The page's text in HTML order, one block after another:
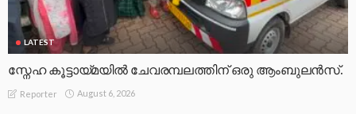
LATEST
സ്നേഹ കൂട്ടായ്മയിൽ ചേവരമ്പലത്തിന് ഒരു ആംബുലൻസ്.
Reporter August 6, 2026